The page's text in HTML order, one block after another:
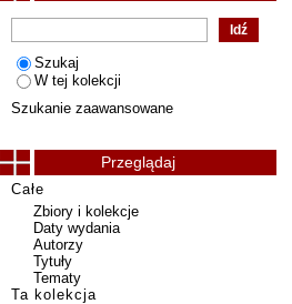
Szukaj
W tej kolekcji
Szukanie zaawansowane
Przeglądaj
Całe
Zbiory i kolekcje
Daty wydania
Autorzy
Tytuły
Tematy
Ta kolekcja